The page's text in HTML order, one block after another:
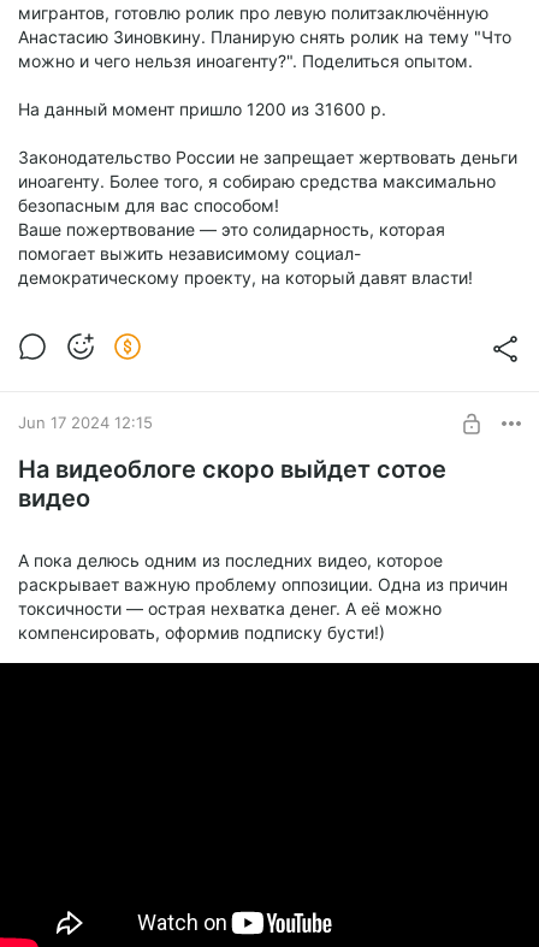
мигрантов, готовлю ролик про левую политзаключённую
Анастасию Зиновкину. Планирую снять ролик на тему "Что
можно и чего нельзя иноагенту?". Поделиться опытом.
На данный момент пришло 1200 из 31600 р.
Законодательство России не запрещает жертвовать деньги
иноагенту. Более того, я собираю средства максимально
безопасным для вас способом!
Ваше пожертвование — это солидарность, которая
помогает выжить независимому социал-
демократическому проекту, на который давят власти!
Jun 17 2024 12:15
На видеоблоге скоро выйдет сотое
видео
А пока делюсь одним из последних видео, которое
раскрывает важную проблему оппозиции. Одна из причин
токсичности — острая нехватка денег. А её можно
компенсировать, оформив подписку бусти!)